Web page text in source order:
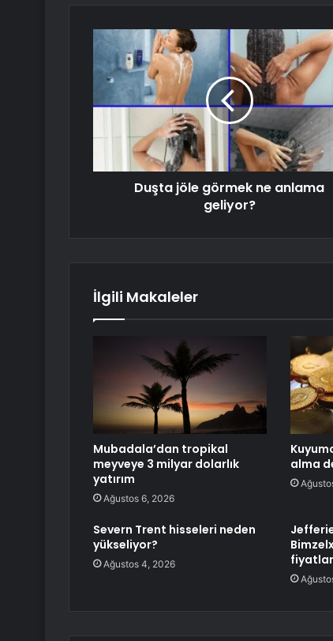
Duşta jöle görmek ne anlama
geliyor?
İlgili Makaleler
Mubadala’dan tropikal
meyveye 3 milyar dolarlık
yatırım
Ağustos 6, 2026
alma
Severn Trent hisseleri neden
yükseliyor?
Ağustos 4, 2026